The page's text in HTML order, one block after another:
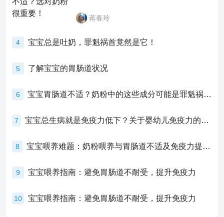
蒋春玲
4 宝宝总是吐奶，罪魁祸首竟然是它！
5 了解宝宝的胃肠道状况
6 宝宝胃肠道不适？奶粉中的这些成分可能是罪魁祸首！
7 宝宝总生病就是免疫力低下？关于婴幼儿免疫力的真相，家长必须了解！
8 宝宝喂养难题：奶粉喂养与胃肠道不适及免疫力提升的奥秘
9 宝宝喂养指南：避免胃肠道不耐受，提升免疫力
10 宝宝喂养指南：避免胃肠道不耐受，提升免疫力